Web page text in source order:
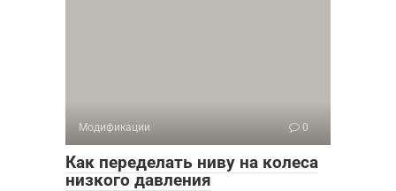
Модификации 0
Как переделать ниву на колеса
низкого давления